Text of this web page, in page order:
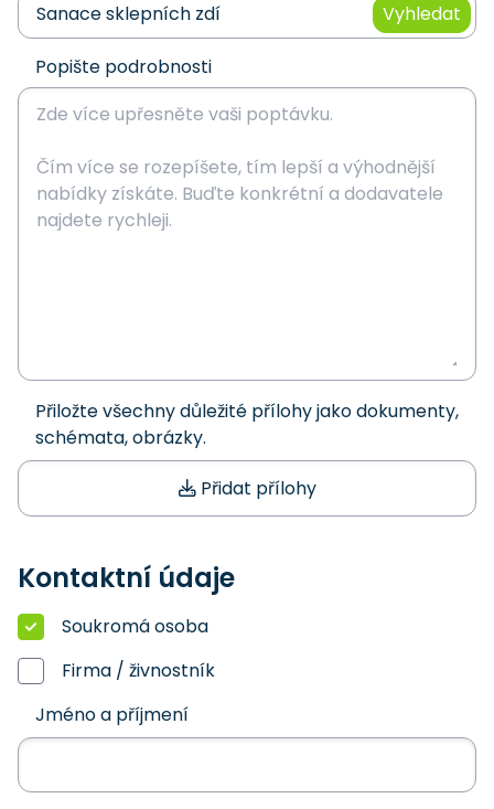
Vyhledat
Popište podrobnosti
Přiložte všechny důležité přílohy jako dokumenty,
schémata, obrázky.
Přidat přílohy
Kontaktní údaje
Soukromá osoba
Firma / živnostník
Jméno a příjmení